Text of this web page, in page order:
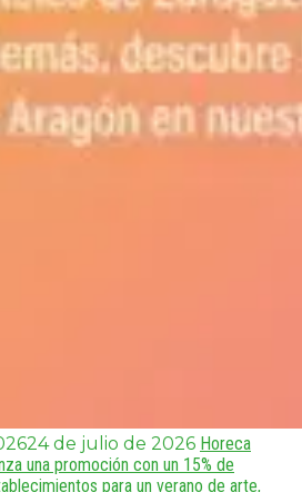
24 de julio de 2026 Horeca
una promoción con un 15% de
para un verano de arte,